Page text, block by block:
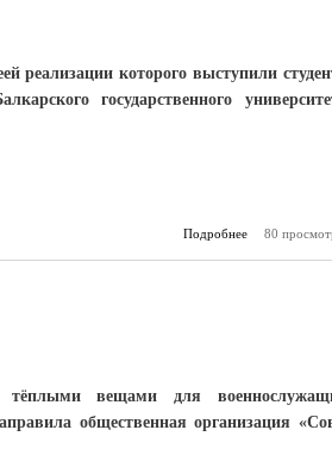
реализации которого выступили
государственного
Подробнее
о Моя
80
вещами для
общественная организация